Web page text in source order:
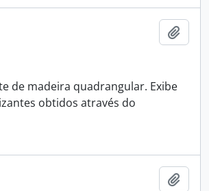
de madeira quadrangular. Exibe
obtidos através do